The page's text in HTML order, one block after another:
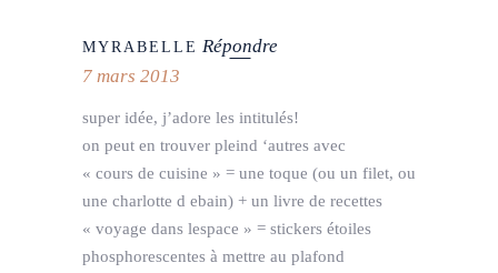
MYRABELLE Répondre
7 mars 2013
super idée, j’adore les intitulés!
on peut en trouver pleind ‘autres avec
« cours de cuisine » = une toque (ou un filet, ou
une charlotte d ebain) + un livre de recettes
« voyage dans lespace » = stickers étoiles
phosphorescentes à mettre au plafond